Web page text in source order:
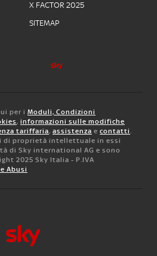
X FACTOR 2025
SITEMAP
per i Moduli, Condizioni
, informazioni sulle modifiche
tariffaria, assistenza e contatti.
di proprietà intellettuale in essi
di Sky international AG e sono
2025 Sky Italia - P.IVA
Abusi